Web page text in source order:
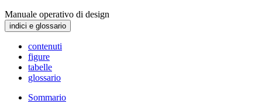
Manuale operativo di design
indici e glossario
contenuti
figure
tabelle
glossario
Sommario